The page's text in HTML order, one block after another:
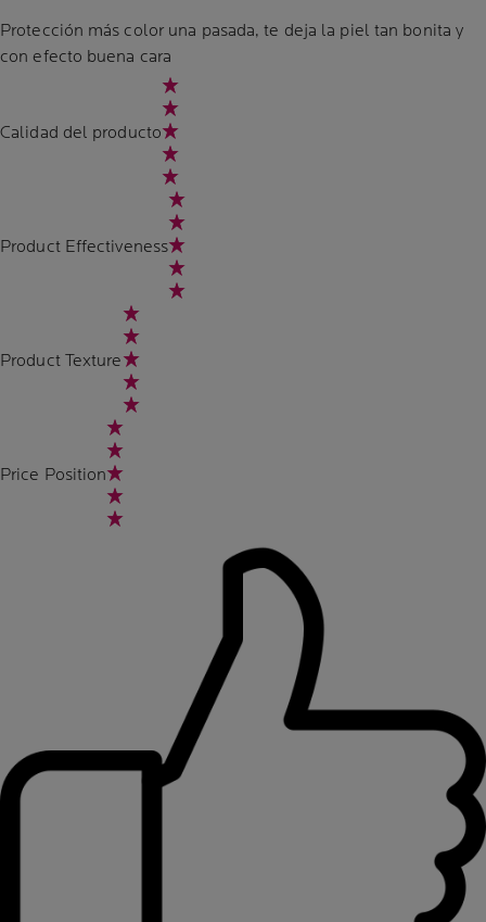
Protección más color una pasada, te deja la piel tan bonita y
con efecto buena cara
Calidad del producto
Product Effectiveness
Product Texture
Price Position